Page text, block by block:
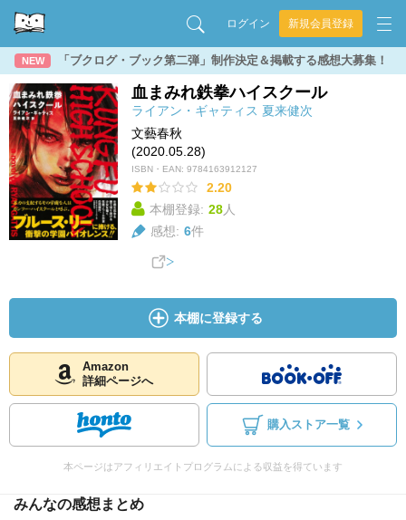
ログイン 新規会員登録
NEW 「ブクログ・ブック第二弾」制作決定＆掲載する感想大募集！
血まみれ鉄拳ハイスクール
ライアン・ギャティス 夏来健次
文藝春秋
(2020.05.28)
ISBN・EAN: 9784163912127
2.20
本棚登録: 28人
感想: 6件
本棚に登録する
Amazon
詳細ページへ
購入ストア一覧
本ページはアフィリエイトプログラムによる収益を得ています
みんなの感想まとめ